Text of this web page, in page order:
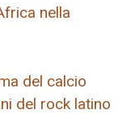
nella
del calcio
del rock latino